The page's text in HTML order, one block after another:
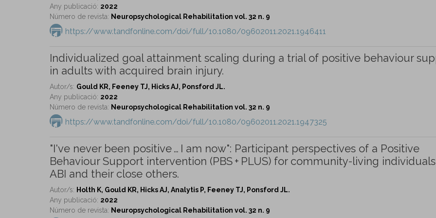
Any publicació: 2022
Número de revista: Neuropsychological Rehabilitation vol. 32 n. 9
https://www.tandfonline.com/doi/full/10.1080/09602011.2021.1946411
Individualized goal attainment scaling during a trial of positive behaviour
in adults with acquired brain injury.
Autor/s: Gould KR, Feeney TJ, Hicks AJ, Ponsford JL.
Any publicació: 2022
Número de revista: Neuropsychological Rehabilitation vol. 32 n. 9
https://www.tandfonline.com/doi/full/10.1080/09602011.2021.1947325
"I've never been positive … I am now": Participant perspectives of a Positive
Behaviour Support intervention (PBS + PLUS) for community-living
ABI and their close others.
Autor/s: Holth K, Gould KR, Hicks AJ, Analytis P, Feeney TJ, Ponsford JL.
Any publicació: 2022
Número de revista: Neuropsychological Rehabilitation vol. 32 n. 9